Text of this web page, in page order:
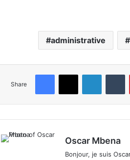
administrative
Share
Oscar Mbena
Bonjour, je suis